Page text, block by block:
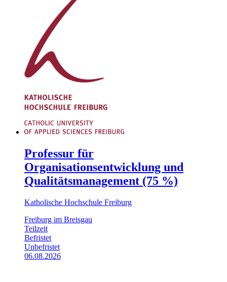
Professur für
Organisationsentwicklung und
Qualitätsmanagement (75 %)
Katholische Hochschule Freiburg
Freiburg im Breisgau
Teilzeit
Befristet
Unbefristet
06.08.2026